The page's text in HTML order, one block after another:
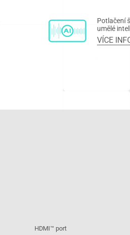
Potlačení
umělé
VÍCE
HDMI™ port